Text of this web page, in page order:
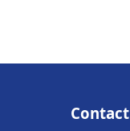
Contact